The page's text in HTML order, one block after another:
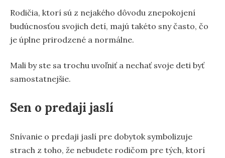
Rodičia, ktorí sú z nejakého dôvodu znepokojení
budúcnosťou svojich detí, majú takéto sny často, čo
je úplne prirodzené a normálne.
Mali by ste sa trochu uvoľniť a nechať svoje deti byť
samostatnejšie.
Sen o predaji jaslí
Snívanie o predaji jaslí pre dobytok symbolizuje
strach z toho, že nebudete rodičom pre tých, ktorí